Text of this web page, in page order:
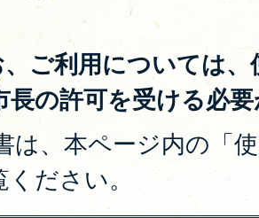
ご利用については
長の許可を受ける必
は、本ページ内の「
ださい。